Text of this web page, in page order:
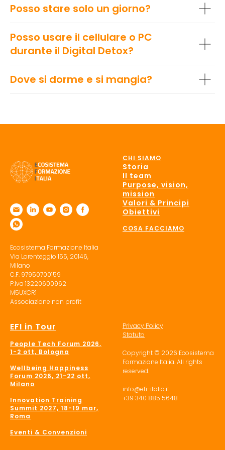
Posso stare solo un giorno?
Posso usare il cellulare o PC
durante il Digital Detox?
Dove si dorme e si mangia?
Ecosistema Formazione Italia
Via Lorenteggio 155, 20146,
Milano
C.F. 97950700159
P.Iva 13220600962
M5UXCR1
Associazione non profit
CHI SIAMO
Storia
Il team
Purpose, vision,
mission
Valori & Principi
Obiettivi
COSA FACCIAMO
EFI in Tour
People Tech Forum 2026,
1-2 ott, Bologna
Wellbeing Happiness
Forum 2026, 21-22 ott,
Milano
Innovation Training
Summit 2027, 18-19 mar,
Roma
Eventi & Convenzioni
Privacy Policy
Statuto
Copyright © 2026 Ecosistema
Formazione Italia. All rights
reserved.
info@efi-italia.it
+39 340 885 5648